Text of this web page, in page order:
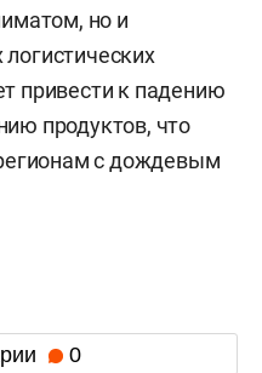
но и
привести к падению
продуктов, что
с дождевым
0